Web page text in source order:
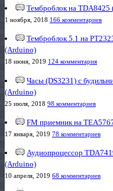
Темброблок на TDA8425
1 ноября, 2018 166 комментариев
Темброблок 5.1 на
(Arduino)
18 июня, 2019 124 комментария
Часы (DS3231) с
(Arduino)
25 июля, 2018 98 комментариев
FM приемник на
17 января, 2019 78 комментариев
Аудиопроцессор
(Arduino)
10 апреля, 2019 68 комментариев